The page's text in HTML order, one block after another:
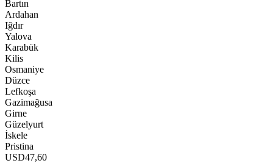
Bartın
Ardahan
Iğdır
Yalova
Karabük
Kilis
Osmaniye
Düzce
Lefkoşa
Gazimağusa
Girne
Güzelyurt
İskele
Pristina
USD47,60